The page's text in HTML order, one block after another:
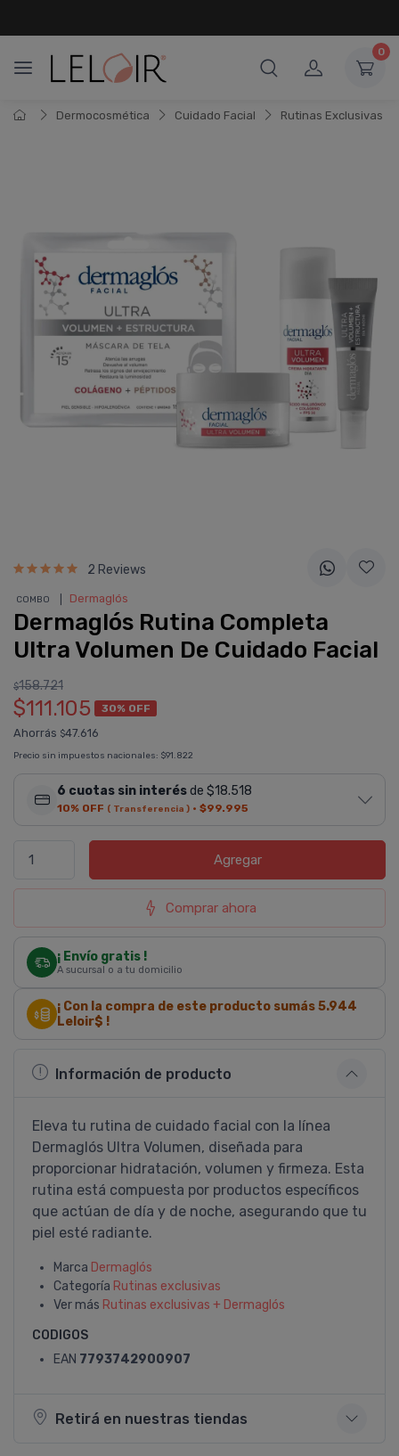
0
Dermocosmética Cuidado Facial Rutinas Exclusivas
2 Reviews
COMBO Dermaglós
Dermaglós Rutina Completa
Ultra Volumen De Cuidado Facial
$158.721
$111.105 30% OFF
Ahorrás $47.616
Precio sin impuestos nacionales: $91.822
6 cuotas sin interésde $18.518
10% OFF ( Transferencia ) · $99.995
Agregar
Comprar ahora
¡ Envío gratis !
A sucursal o a tu domicilio
¡ Con la compra de este producto sumás5.944
Leloir$ !
Información de producto
Eleva tu rutina de cuidado facial con la línea
Dermaglós Ultra Volumen, diseñada para
proporcionar hidratación, volumen y firmeza. Esta
rutina está compuesta por productos específicos
que actúan de día y de noche, asegurando que tu
piel esté radiante.
Marca Dermaglós
Categoría Rutinas exclusivas
Ver más Rutinas exclusivas + Dermaglós
CODIGOS
EAN 7793742900907
Retirá en nuestras tiendas